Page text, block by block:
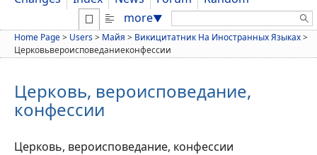
more▼ Search:
Home Page> Users> Майя > Викицитатник На Иностранных Языках>
Церковьвероисповеданиеконфессии
Церковь, вероисповедание,
конфессии
Церковь, вероисповедание, конфессии